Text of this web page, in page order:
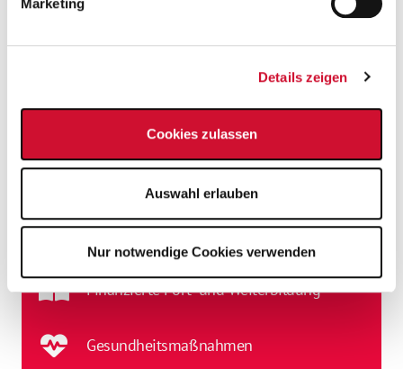
Marketing
Details zeigen
Cookies zulassen
Auswahl erlauben
Nur notwendige Cookies verwenden
Fahrradleasing
Finanzierte Fort- und Weiterbildung
Gesundheitsmaßnahmen